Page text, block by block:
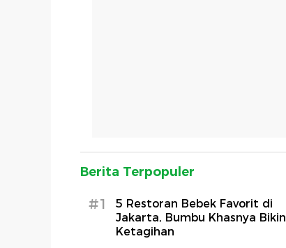
Berita Terpopuler
#1
5 Restoran Bebek Favorit di
Jakarta, Bumbu Khasnya Bikin
Ketagihan